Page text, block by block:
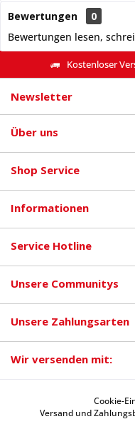
Bewertungen
0
Bewertungen lesen,
Kostenloser
Newsletter
Über uns
Shop Service
Informationen
Service Hotline
Unsere Communitys
Unsere Zahlungsarten
Wir versenden mit:
Cookie-
Versand und